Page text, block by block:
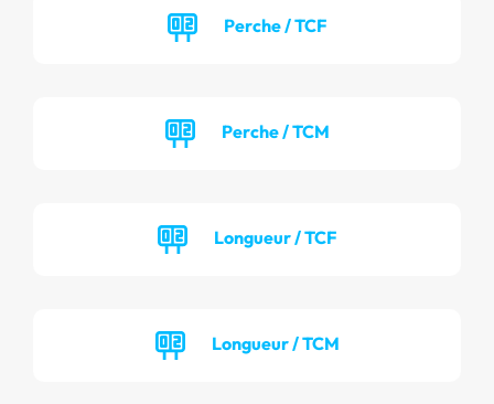
Perche / TCF
Perche / TCM
Longueur / TCF
Longueur / TCM